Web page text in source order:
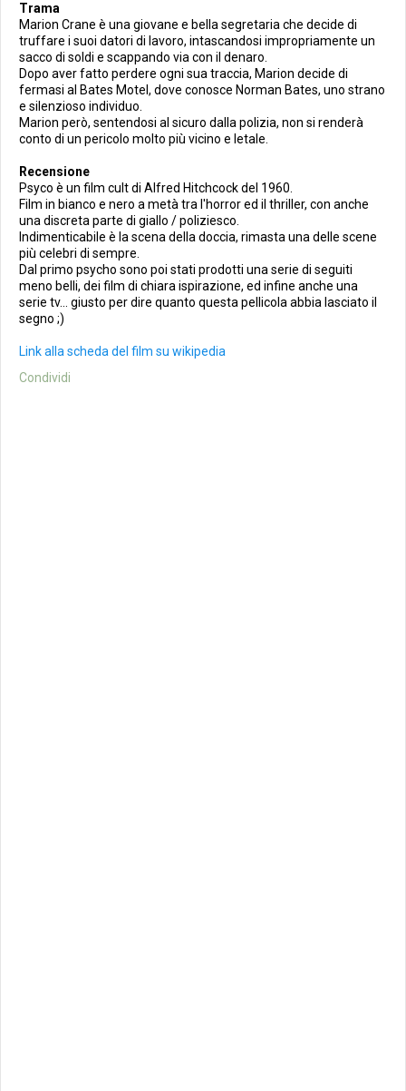
Trama
Marion Crane è una giovane e bella segretaria che decide di
truffare i suoi datori di lavoro, intascandosi impropriamente un
sacco di soldi e scappando via con il denaro.
Dopo aver fatto perdere ogni sua traccia, Marion decide di
fermasi al Bates Motel, dove conosce Norman Bates, uno strano
e silenzioso individuo.
Marion però, sentendosi al sicuro dalla polizia, non si renderà
conto di un pericolo molto più vicino e letale.
Recensione
Psyco è un film cult di Alfred Hitchcock del 1960.
Film in bianco e nero a metà tra l'horror ed il thriller, con anche
una discreta parte di giallo / poliziesco.
Indimenticabile è la scena della doccia, rimasta una delle scene
più celebri di sempre.
Dal primo psycho sono poi stati prodotti una serie di seguiti
meno belli, dei film di chiara ispirazione, ed infine anche una
serie tv... giusto per dire quanto questa pellicola abbia lasciato il
segno ;)
Link alla scheda del film su wikipedia
Condividi